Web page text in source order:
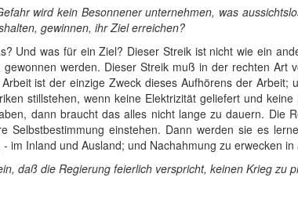
wird kein Besonnener unternehmen, was
gewinnen, ihr Ziel erreichen?
Und was für ein Ziel? Dieser Streik ist nicht wie ein
werden. Dieser Streik muß in der rechten Art
ist der einzige Zweck dieses Aufhörens der Arbeit;
stillstehen, wenn keine Elektrizität geliefert und
dann braucht das alles nicht lange zu dauern. Die
einstehen. Dann werden sie es
im Inland und Ausland; und Nachahmung zu erwecken
daß die Regierung feierlich verspricht, keinen Krieg zu